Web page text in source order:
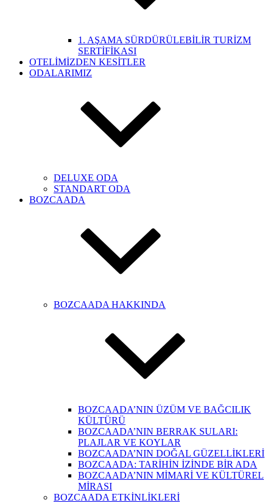
1. AŞAMA SÜRDÜRÜLEBİLİR TURİZM
SERTİFİKASI
OTELİMİZDEN KESİTLER
ODALARIMIZ
DELUXE ODA
STANDART ODA
BOZCAADA
BOZCAADA HAKKINDA
BOZCAADA’NIN ÜZÜM VE BAĞCILIK
KÜLTÜRÜ
BOZCAADA’NIN BERRAK SULARI:
PLAJLAR VE KOYLAR
BOZCAADA’NIN DOĞAL GÜZELLİKLERİ
BOZCAADA: TARİHİN İZİNDE BİR ADA
BOZCAADA’NIN MİMARİ VE KÜLTÜREL
MİRASI
BOZCAADA ETKİNLİKLERİ